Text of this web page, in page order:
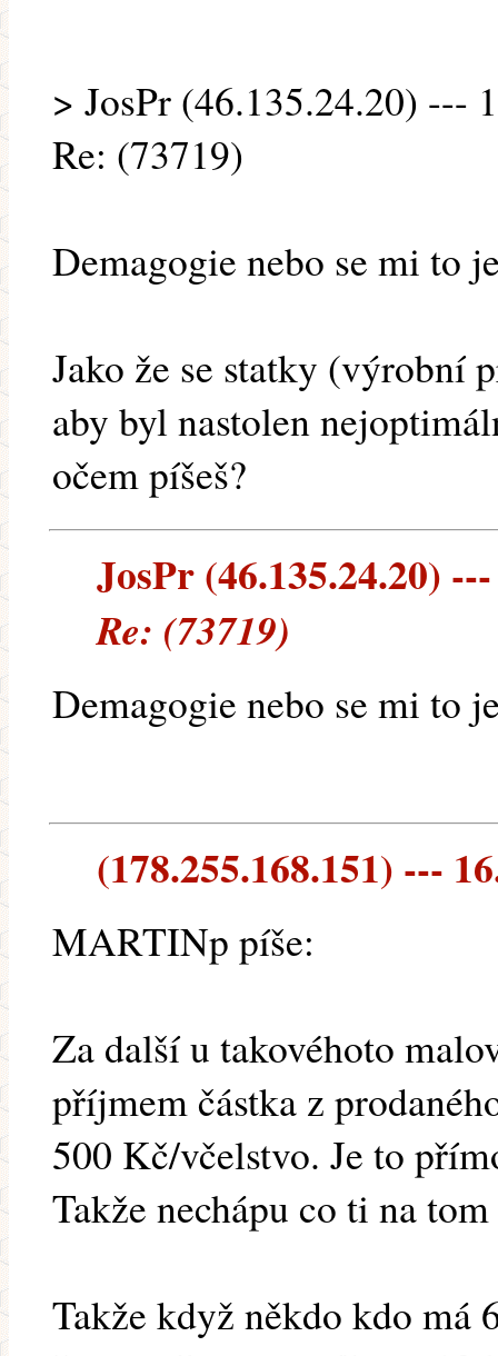
> JosPr (46.135.24.20) ---
Re: (73719)
Demagogie nebo se mi to
Jako že se statky (výrobní
aby byl nastolen
očem píšeš?
JosPr (46.135.24.20)
Re: (73719)
Demagogie nebo se mi to
(178.255.168.151) ---
MARTINp píše:
Za další u takovéhoto
příjmem částka z
500 Kč/včelstvo. Je to
Takže nechápu co ti na
Takže když někdo kdo má